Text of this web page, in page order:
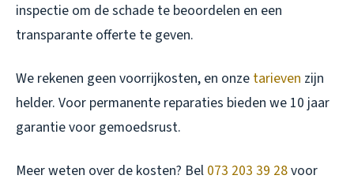
inspectie om de schade te beoordelen en een
transparante offerte te geven.
We rekenen geen voorrijkosten, en onze tarieven zijn
helder. Voor permanente reparaties bieden we 10 jaar
garantie voor gemoedsrust.
Meer weten over de kosten? Bel 073 203 39 28voor